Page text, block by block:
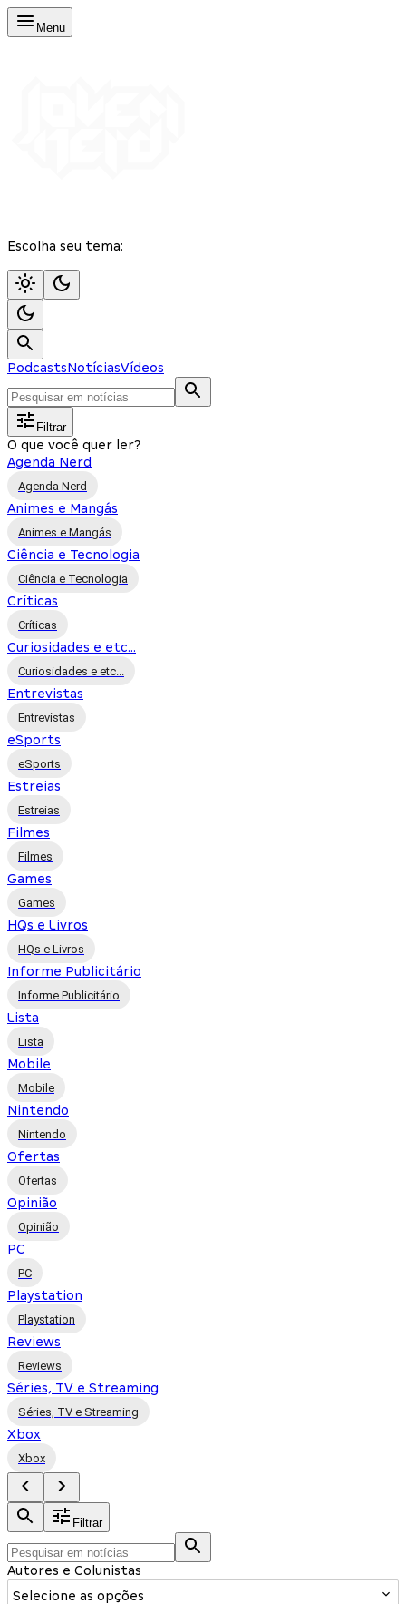
Menu
Escolha seu tema:
PodcastsNotíciasVídeos
Filtrar
O que você quer ler?
Agenda Nerd
Agenda Nerd
Animes e Mangás
Animes e Mangás
Ciência e Tecnologia
Ciência e Tecnologia
Críticas
Críticas
Curiosidades e etc...
Curiosidades e etc...
Entrevistas
Entrevistas
eSports
eSports
Estreias
Estreias
Filmes
Filmes
Games
Games
HQs e Livros
HQs e Livros
Informe Publicitário
Informe Publicitário
Lista
Lista
Mobile
Mobile
Nintendo
Nintendo
Ofertas
Ofertas
Opinião
Opinião
PC
PC
Playstation
Playstation
Reviews
Reviews
Séries, TV e Streaming
Séries, TV e Streaming
Xbox
Xbox
Filtrar
Autores e Colunistas
Selecione as opções